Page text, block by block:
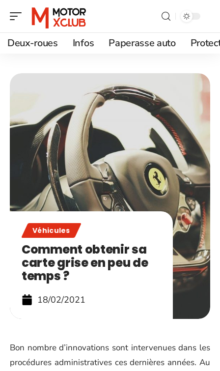
Deux-roues Infos Paperasse auto
Véhicules
Comment obtenir sa
carte grise en peu de
temps ?
18/02/2021
Bon nombre d’innovations sont intervenues dans les
procédures administratives ces dernières années. Au